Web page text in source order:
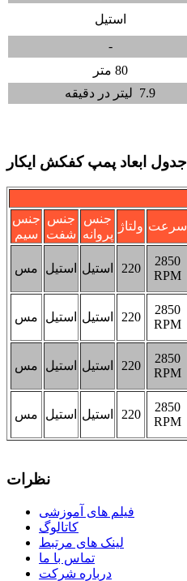
استیل
-
80 متر
7.9 لیتر در دقیقه
سرعت ولتاژ
جنس
پروانه
جنس
شفت
جنس
سیم
2850
RPM
220 استیل استیل مس
2850
RPM
220 استیل استیل مس
2850
RPM
220 استیل استیل مس
2850
RPM
220 استیل استیل مس
نظرات
فیلم های آموزشی
کاتالوگ
لینک های مرتبط
تماس با ما
درباره شرکت